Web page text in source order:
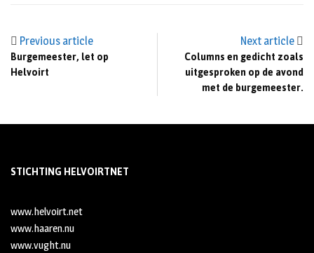
Previous article
Burgemeester, let op
Helvoirt
Next article
Columns en gedicht zoals
uitgesproken op de avond
met de burgemeester.
STICHTING HELVOIRTNET
www.helvoirt.net
www.haaren.nu
www.vught.nu